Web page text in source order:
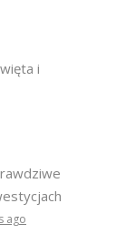
i
ago